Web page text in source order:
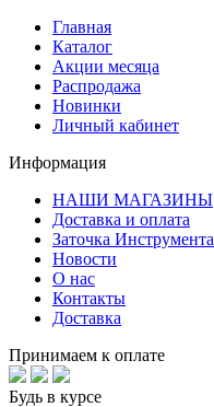
Главная
Каталог
Акции месяца
Распродажа
Новинки
Личный кабинет
Информация
НАШИ МАГАЗИНЫ
Доставка и оплата
Заточка Инструмента
Новости
О нас
Контакты
Доставка
Принимаем к оплате
Будь в курсе